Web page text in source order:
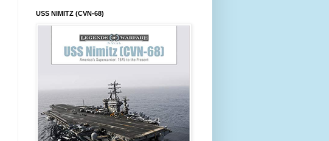
USS NIMITZ (CVN-68)